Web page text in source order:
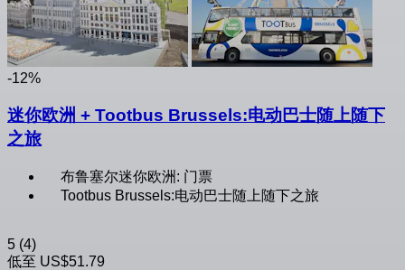
-12%
迷你欧洲 + Tootbus Brussels:电动巴士随上随下
之旅
布鲁塞尔迷你欧洲: 门票
Tootbus Brussels:电动巴士随上随下之旅
5 (4)
低至 US$51.79